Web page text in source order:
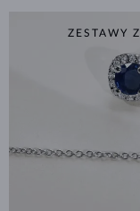
ZESTAWY